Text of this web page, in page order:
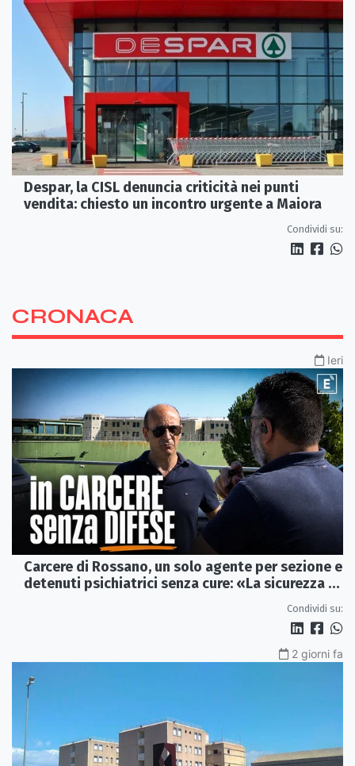
Despar, la CISL denuncia criticità nei punti
vendita: chiesto un incontro urgente a Maiora
Condividi su:
CRONACA
Ieri
Carcere di Rossano, un solo agente per sezione e
detenuti psichiatrici senza cure: «La sicurezza è
Condividi su:
2 giorni fa